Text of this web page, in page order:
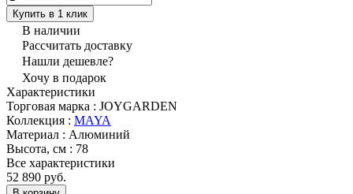
Купить в 1 клик
В наличии
Рассчитать доставку
Нашли дешевле?
Хочу в подарок
Характеристики
Торговая марка : JOYGARDEN
Коллекция : MAYA
Материал : Алюминий
Высота, см : 78
Все характеристики
52 890 руб.